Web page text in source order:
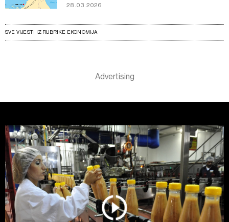
28.03.2026
SVE VIJESTI IZ RUBRIKE EKONOMIJA